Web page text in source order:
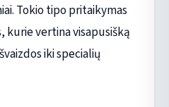
Tokio tipo pritaikymas
kurie vertina visapusišką
iki specialių